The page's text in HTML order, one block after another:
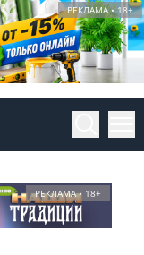
РЕКЛАМА • 18+
РЕКЛАМА • 18+